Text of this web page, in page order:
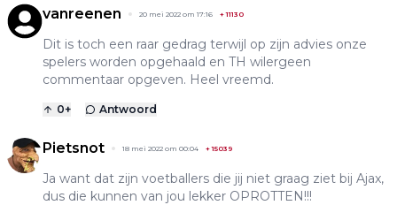
vanreenen 20 mei 2022 om 17:16 +11130
Dit is toch een raar gedrag terwijl op zijn advies onze
spelers worden opgehaald en TH wilergeen
commentaar opgeven. Heel vreemd.
0+ Antwoord
Pietsnot 18 mei 2022 om 00:04 +15039
Ja want dat zijn voetballers die jij niet graag ziet bij Ajax,
dus die kunnen van jou lekker OPROTTEN!!!